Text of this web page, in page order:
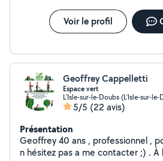
Voir le profil
Geoffrey Cappelletti
Espace vert
L'Isle-sur-le-Doubs (L'Isle-sur-le-
5/5 (22 avis)
Présentation
Geoffrey 40 ans , professionnel ,
n hésitez pas a me contacter ;) .